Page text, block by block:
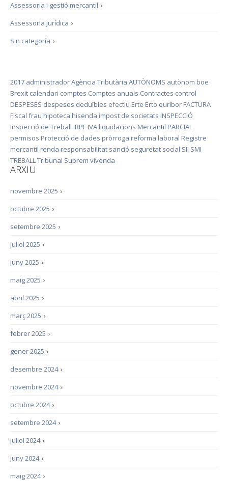
›
Assessoria i gestió mercantil
›
Assessoria jurídica
›
Sin categoría
2017 administradorAgència Tributària AUTÒNOMS autònom boe
Brexit calendari comptes Comptes anuals Contractes control
DESPESES despeses deduïbles efectiu Erte Erto euríbor FACTURA
Fiscal frau hipoteca hisenda impost de societats INSPECCIÓ
Inspecció de Treball IRPF IVA liquidacions Mercantil PARCIAL
permisos Protecció de dades pròrroga reforma laboral Registre
mercantil renda responsabilitat sanció seguretat social SII SMI
TREBALLTribunal Suprem vivenda
ARXIU
›
novembre 2025
›
octubre 2025
›
setembre 2025
›
juliol 2025
›
juny 2025
›
maig 2025
›
abril 2025
›
març 2025
›
febrer 2025
›
gener 2025
›
desembre 2024
›
novembre 2024
›
octubre 2024
›
setembre 2024
›
juliol 2024
›
juny 2024
›
maig 2024